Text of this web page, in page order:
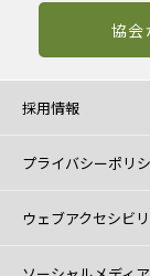
協会
採用情報
プライバシーポリ
ウェブアクセシビ